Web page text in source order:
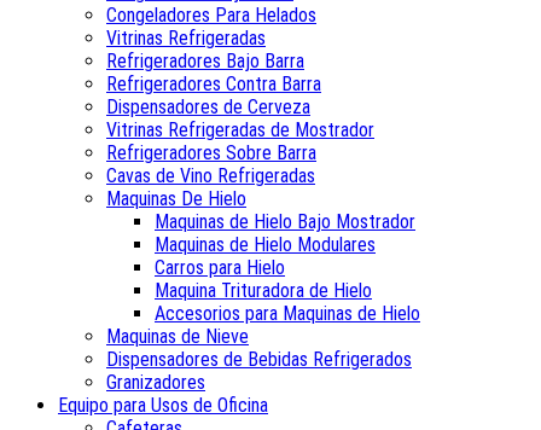
Congeladores Para Helados
Vitrinas Refrigeradas
Refrigeradores Bajo Barra
Refrigeradores Contra Barra
Dispensadores de Cerveza
Vitrinas Refrigeradas de Mostrador
Refrigeradores Sobre Barra
Cavas de Vino Refrigeradas
Maquinas De Hielo
Maquinas de Hielo Bajo Mostrador
Maquinas de Hielo Modulares
Carros para Hielo
Maquina Trituradora de Hielo
Accesorios para Maquinas de Hielo
Maquinas de Nieve
Dispensadores de Bebidas Refrigerados
Granizadores
Equipo para Usos de Oficina